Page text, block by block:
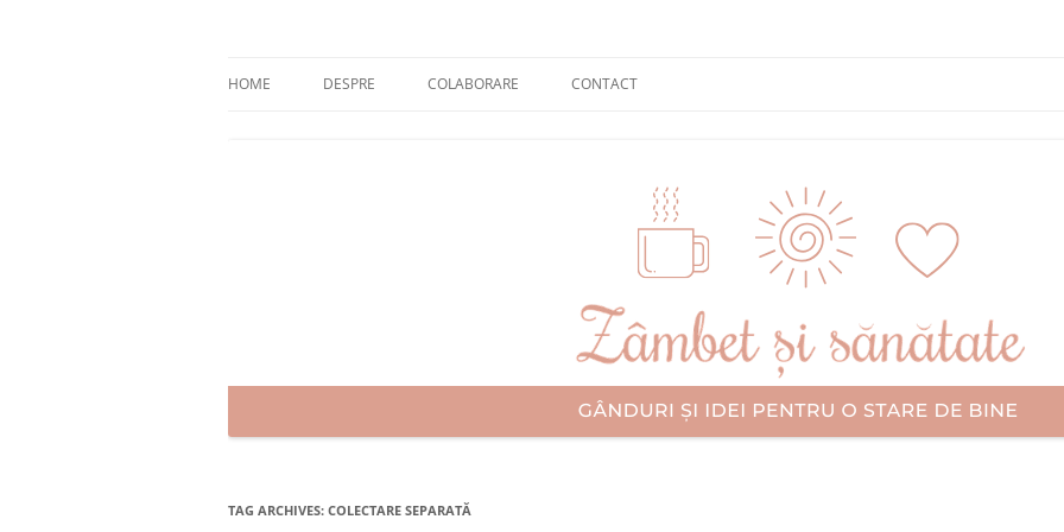
HOME DESPRE COLABORARE CONTACT
TAG ARCHIVES: COLECTARE SEPARATĂ